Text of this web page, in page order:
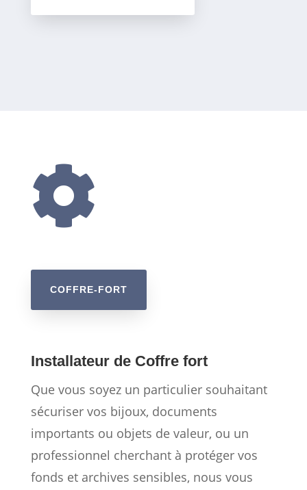

COFFRE-FORT
Installateur de Coffre fort
Que vous soyez un particulier souhaitant
sécuriser vos bijoux, documents
importants ou objets de valeur, ou un
professionnel cherchant à protéger vos
fonds et archives sensibles, nous vous